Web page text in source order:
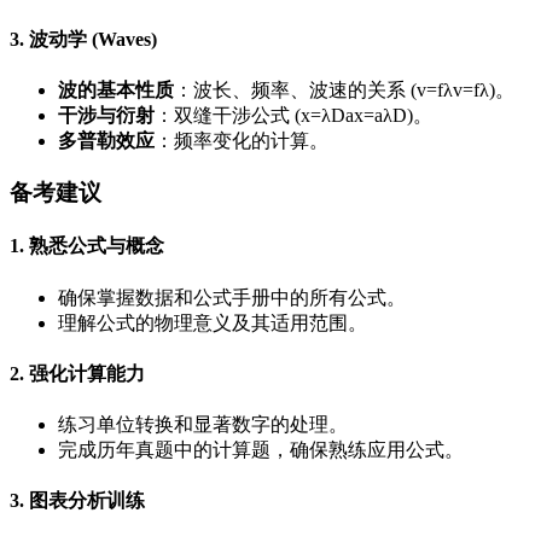
3. 波动学 (Waves)
波的基本性质 ：波长、频率、波速的关系 (v=fλv=fλ)。
干涉与衍射 ：双缝干涉公式 (x=λDax=aλD)。
多普勒效应 ：频率变化的计算。
备考建议
1. 熟悉公式与概念
确保掌握数据和公式手册中的所有公式。
理解公式的物理意义及其适用范围。
2. 强化计算能力
练习单位转换和显著数字的处理。
完成历年真题中的计算题，确保熟练应用公式。
3. 图表分析训练